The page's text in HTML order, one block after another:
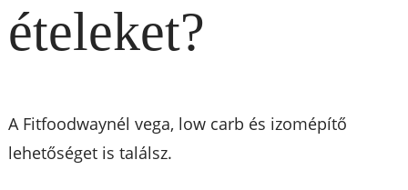
ételeket?
A Fitfoodwaynél vega, low carb és izomépítő
lehetőséget is találsz.